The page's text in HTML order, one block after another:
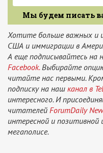
Мы будем писать
Хотите больше важных и
США и иммиграции в
А еще подписывайтесь на
Facebook.Выбирайте
читайте нас первыми.
подписку на наш канал в
интересного. И
читателей ForumDaily
интересной и
мегаполисе.